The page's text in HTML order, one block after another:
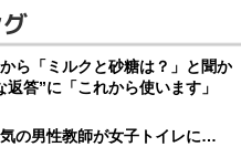
ら「ミルクと砂糖は？」と聞か
答”に「これから使います」
気の男性教師が女子トイレに…